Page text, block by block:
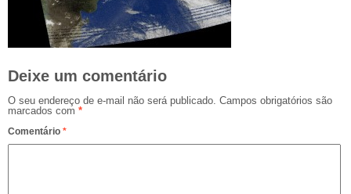
Deixe um comentário
O seu endereço de e-mail não será publicado. Campos obrigatórios são
marcados com *
Comentário *